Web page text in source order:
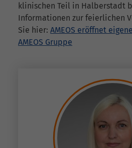
klinischen Teil in Halberstadt
Informationen zur feierlichen
Sie hier: AMEOS eröffnet
AMEOS Gruppe